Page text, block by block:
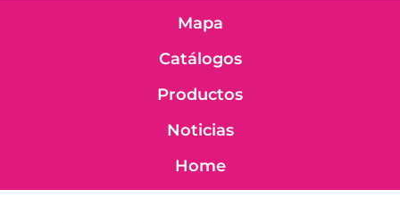
Mapa
Catálogos
Productos
Noticias
Home